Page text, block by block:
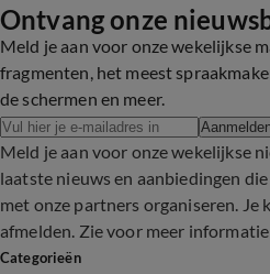
1:55
Ontvang onze
Meld je aan voor onze wekelijkse
fragmenten, het meest
de schermen en meer.
Meld je aan voor onze wekelijkse
laatste nieuws en aanbiedingen
met onze partners organiseren. Je
afmelden. Zie voor meer
Categorieën